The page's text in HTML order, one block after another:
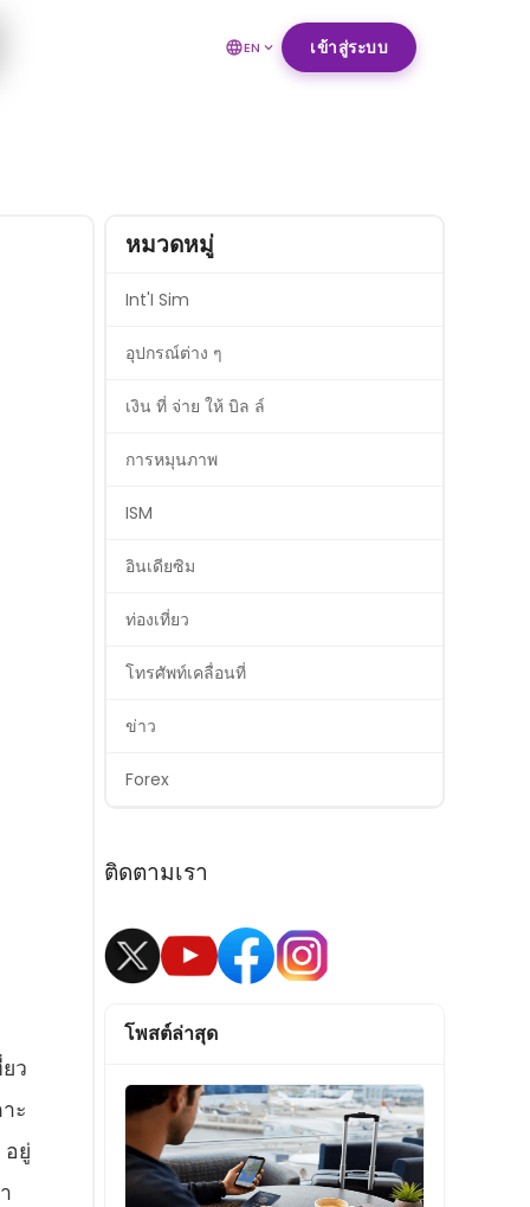
EN เข้าสู่ระบบ
ว
ะ
ยู่
หมวดหมู่
Int'I Sim
อุปกรณ์ต่าง ๆ
เงิน ที่ จ่าย ให้ บิล ล์
การหมุนภาพ
ISM
อินเดียซิม
ท่องเที่ยว
โทรศัพท์เคลื่อนที่
ข่าว
Forex
ติดตามเรา
โพสต์ล่าสุด